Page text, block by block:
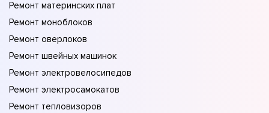
Ремонт материнских плат
Ремонт моноблоков
Ремонт оверлоков
Ремонт швейных машинок
Ремонт электровелосипедов
Ремонт электросамокатов
Ремонт тепловизоров